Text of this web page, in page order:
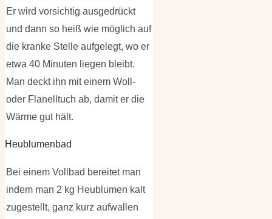
Er wird vorsichtig ausgedrückt
und dann so heiß wie möglich auf
die kranke Stelle aufgelegt, wo er
etwa 40 Minuten liegen bleibt.
Man deckt ihn mit einem Woll-
oder Flanelltuch ab, damit er die
Wärme gut hält.
Heublumenbad
Bei einem Vollbad bereitet man
indem man 2 kg Heublumen kalt
zugestellt, ganz kurz aufwallen